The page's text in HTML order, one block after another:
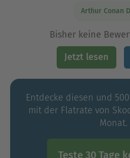
Arthur Conan
Bisher keine
Jetzt lesen
Entdecke diesen und
mit der Flatrate von
Monat.
Teste 30 Tage